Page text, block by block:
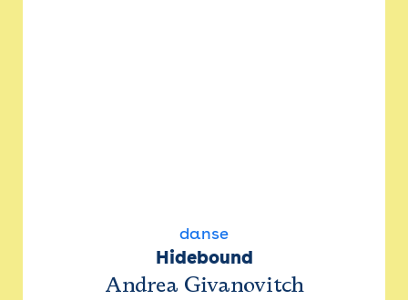
danse
Hidebound
Andrea Givanovitch